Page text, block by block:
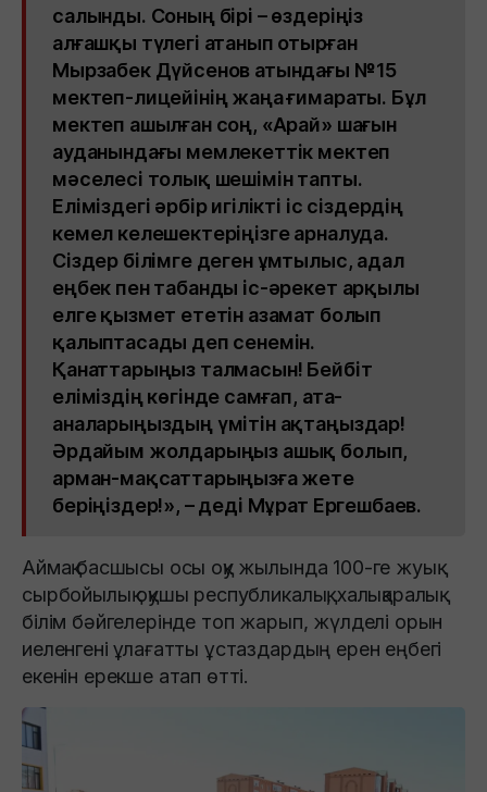
салынды. Соның бірі – өздеріңіз
алғашқы түлегі атанып отырған
Мырзабек Дүйсенов атындағы №15
мектеп-лицейінің жаңа ғимараты. Бұл
мектеп ашылған соң, «Арай» шағын
ауданындағы мемлекеттік мектеп
мәселесі толық шешімін тапты.
Еліміздегі әрбір игілікті іс сіздердің
кемел келешектеріңізге арналуда.
Сіздер білімге деген ұмтылыс, адал
еңбек пен табанды іс-әрекет арқылы
елге қызмет ететін азамат болып
қалыптасады деп сенемін.
Қанаттарыңыз талмасын! Бейбіт
еліміздің көгінде самғап, ата-
аналарыңыздың үмітін ақтаңыздар!
Әрдайым жолдарыңыз ашық болып,
арман-мақсаттарыңызға жете
беріңіздер!», – деді Мұрат Ергешбаев.
Аймақ басшысы осы оқу жылында 100-ге жуық
сырбойылық оқушы республикалық, халықаралық
білім бәйгелерінде топ жарып, жүлделі орын
иеленгені ұлағатты ұстаздардың ерен еңбегі
екенін ерекше атап өтті.